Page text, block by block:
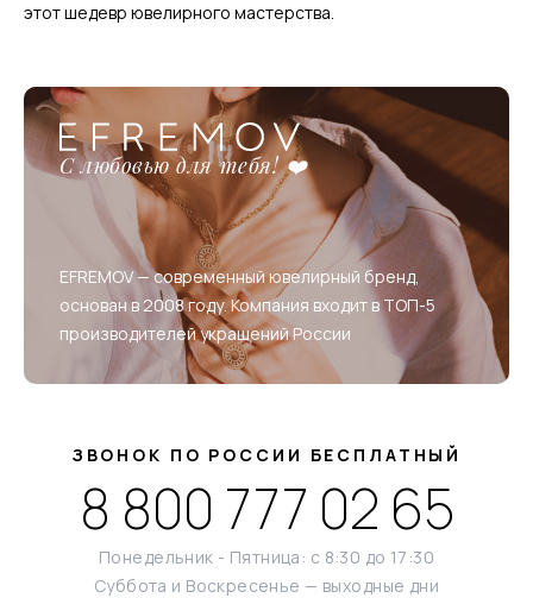
этот шедевр ювелирного мастерства.
С любовью для тебя! ❤️
EFREMOV — современный ювелирный бренд,
основан в 2008 году. Компания входит в ТОП-5
производителей украшений России
ЗВОНОК ПО РОССИИ БЕСПЛАТНЫЙ
8 800 777 02 65
Понедельник - Пятница: с 8:30 до 17:30
Суббота и Воскресенье — выходные дни